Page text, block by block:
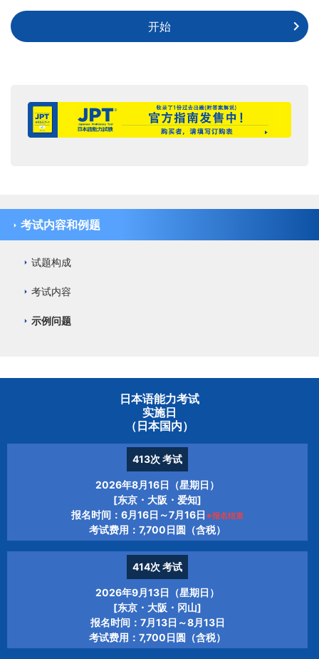
开始
考试内容和例题
试题构成
考试内容
示例问题
日本语能力考试
实施日
（日本国内）
413次 考试
2026年8月16日（星期日）
[东京・大阪・爱知]
报名时间：6月16日～7月16日 ※报名结束
考试费用：7,700日圆（含税）
414次 考试
2026年9月13日（星期日）
[东京・大阪・冈山]
报名时间：7月13日～8月13日
考试费用：7,700日圆（含税）